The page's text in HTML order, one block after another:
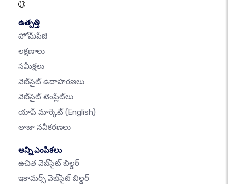
ఉత్పత్తి
హోమ్‌పేజీ
లక్షణాలు
సమీక్షలు
వెబ్‌సైట్ ఉదాహరణలు
వెబ్‌సైట్ టెంప్లేట్‌లు
యాప్ మార్కెట్ (English)
తాజా నవీకరణలు
అన్ని ఎంపికలు
ఉచిత వెబ్‌సైట్ బిల్డర్
ఇకామర్స్ వెబ్‌సైట్ బిల్డర్